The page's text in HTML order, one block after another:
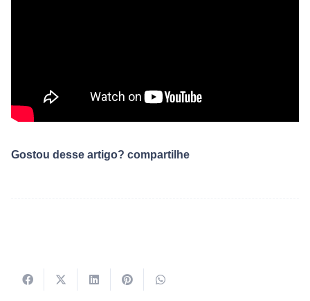
Gostou desse artigo? compartilhe